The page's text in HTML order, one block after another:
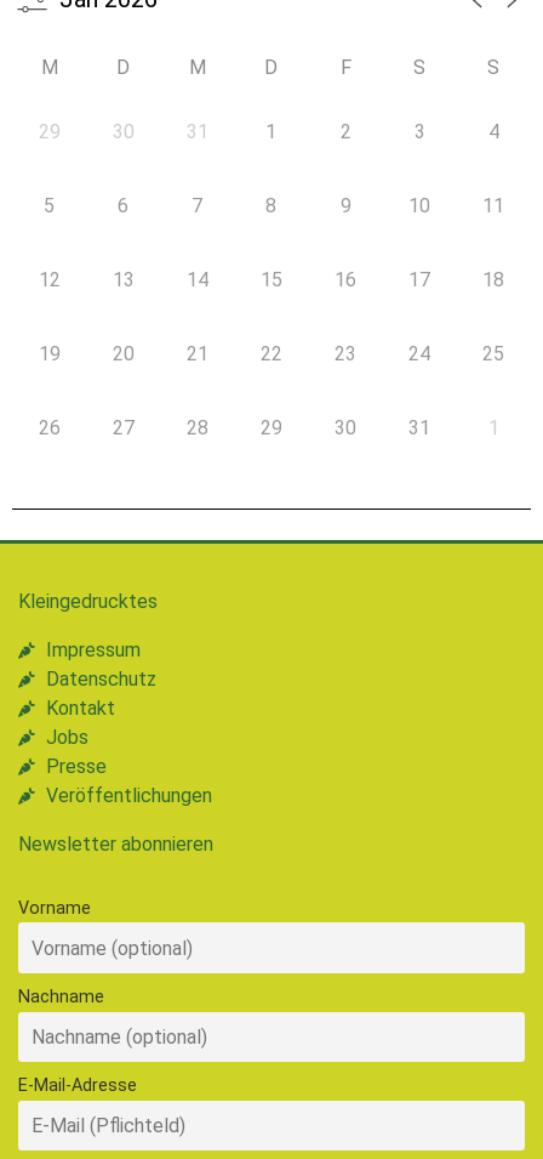
M D M D F S S
29 30 31 1 2 3 4
5 6 7 8 9 10 11
12 13 14 15 16 17 18
19 20 21 22 23 24 25
26 27 28 29 30 31 1
Kleingedrucktes
Impressum
Datenschutz
Kontakt
Jobs
Presse
Veröffentlichungen
Newsletter abonnieren
Vorname
Nachname
E-Mail-Adresse